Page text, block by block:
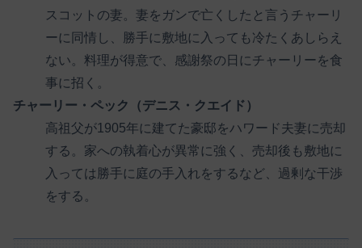
スコットの妻。妻をガンで亡くしたと言うチャーリ
ーに同情し、勝手に敷地に入っても冷たくあしらえ
ない。料理が得意で、感謝祭の日にチャーリーを食
事に招く。
チャーリー・ペック（デニス・クエイド）
高祖父が1905年に建てた豪邸をハワード夫妻に売却
する。家への執着心が異常に強く、売却後も敷地に
入っては勝手に庭の手入れをするなど、過剰な干渉
をする。